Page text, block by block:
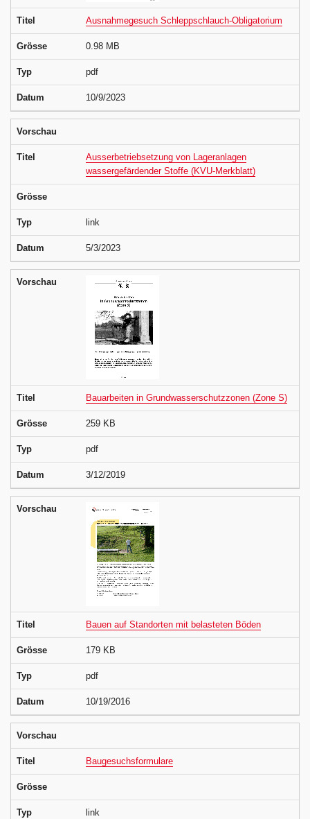
Titel Ausnahmegesuch Schleppschlauch-Obligatorium
Grösse 0.98 MB
Typ pdf
Datum 10/9/2023
Vorschau
Titel
Ausserbetriebsetzung von Lageranlagen
wassergefärdender Stoffe (KVU-Merkblatt)
Grösse
Typ link
Datum 5/3/2023
Vorschau
Titel Bauarbeiten in Grundwasserschutzzonen (Zone S)
Grösse 259 KB
Typ pdf
Datum 3/12/2019
Vorschau
Titel Bauen auf Standorten mit belasteten Böden
Grösse 179 KB
Typ pdf
Datum 10/19/2016
Vorschau
Titel Baugesuchsformulare
Grösse
Typ link